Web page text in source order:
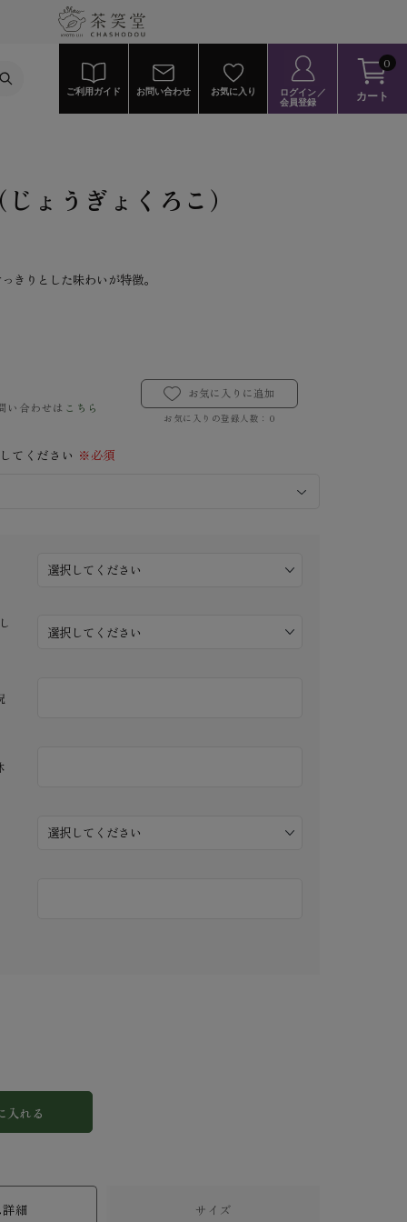
ご利用ガイド お問い合わせ お気に入り
ログイン／
会員登録
0
カート
ょうぎょくろこ）
きりとした味わいが特徴。
い合わせは こちら
お気に入りに追加
お気に入りの登録人数： 0
てください ※必須
入れる
細 サイズ